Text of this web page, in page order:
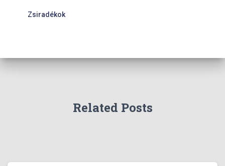
Zsiradékok
Related Posts